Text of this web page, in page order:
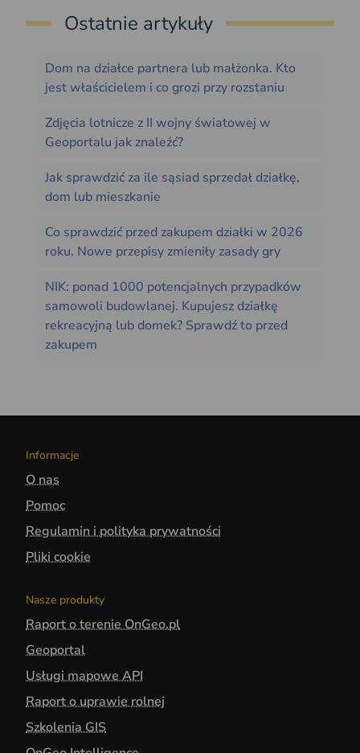
Ostatnie artykuły
Dom na działce partnera lub małżonka. Kto
jest właścicielem i co grozi przy rozstaniu
Zdjęcia lotnicze z II wojny światowej w
Geoportalu jak znaleźć?
Jak sprawdzić za ile sąsiad sprzedał działkę,
dom lub mieszkanie
Co sprawdzić przed zakupem działki w 2026
roku. Nowe przepisy zmieniły zasady gry
NIK: ponad 1000 potencjalnych przypadków
samowoli budowlanej. Kupujesz działkę
rekreacyjną lub domek? Sprawdź to przed
zakupem
Informacje
O nas
Pomoc
Regulamin i polityka prywatności
Pliki cookie
Nasze produkty
Raport o terenie OnGeo.pl
Geoportal
Usługi mapowe API
Raport o uprawie rolnej
Szkolenia GIS